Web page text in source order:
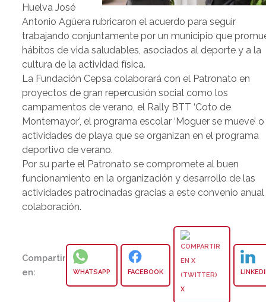
Huelva José
Antonio Agüera rubricaron el acuerdo para seguir
trabajando conjuntamente por un municipio que
hábitos de vida saludables, asociados al deporte y a la
cultura de la actividad física.
La Fundación Cepsa colaborará con el Patronato en
proyectos de gran repercusión social como los
campamentos de verano, el Rally BTT ‘Coto de
Montemayor’, el programa escolar ‘Moguer se mueve’
actividades de playa que se organizan en el programa
deportivo de verano.
Por su parte el Patronato se compromete al buen
funcionamiento en la organización y desarrollo de las
actividades patrocinadas gracias a este convenio
colaboración.
Compartir
en:
WHATSAPP FACEBOOK
X